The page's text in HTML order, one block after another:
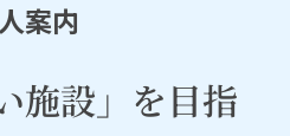
案内
施設」を目指